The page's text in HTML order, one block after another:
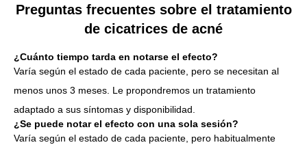
Preguntas frecuentes sobre el tratamiento
de cicatrices de acné
¿Cuánto tiempo tarda en notarse el efecto?
Varía según el estado de cada paciente, pero se necesitan al
menos unos 3 meses. Le propondremos un tratamiento
adaptado a sus síntomas y disponibilidad.
¿Se puede notar el efecto con una sola sesión?
Varía según el estado de cada paciente, pero habitualmente